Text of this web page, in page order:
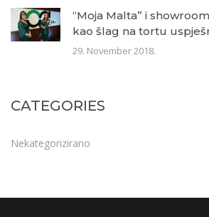
“Moja Malta” i
kao šlag na tortu
29. November 2018.
CATEGORIES
Nekategorizirano